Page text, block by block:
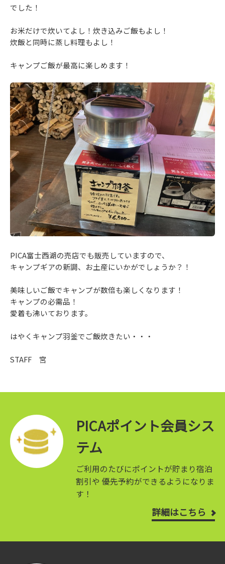
でした！
お米だけで炊いてよし！炊き込みご飯もよし！
炊飯と同時に蒸し料理もよし！
キャンプご飯が最高に楽しめます！
PICA富士西湖の売店でも販売していますので、
キャンプギアの新調、お土産にいかがでしょうか？！
美味しいご飯でキャンプが数倍も楽しくなります！
キャンプの必需品！
愛着も沸いております。
はやくキャンプ羽釜でご飯炊きたい・・・
STAFF 宮
PICAポイント会員シス
テム
ご利用のたびにポイントが貯まり宿泊
割引や 優先予約ができるようになりま
す！
詳細はこちら